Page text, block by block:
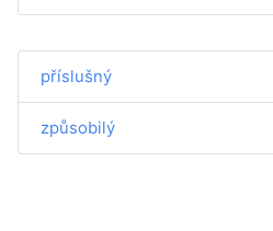
příslušný
způsobilý